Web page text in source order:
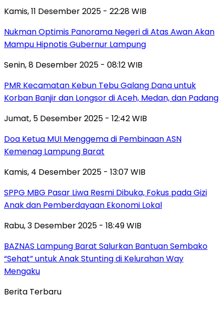
Kamis, 11 Desember 2025 - 22:28 WIB
Nukman Optimis Panorama Negeri di Atas Awan Akan
Mampu Hipnotis Gubernur Lampung
Senin, 8 Desember 2025 - 08:12 WIB
PMR Kecamatan Kebun Tebu Galang Dana untuk
Korban Banjir dan Longsor di Aceh, Medan, dan Padang
Jumat, 5 Desember 2025 - 12:42 WIB
Doa Ketua MUI Menggema di Pembinaan ASN
Kemenag Lampung Barat
Kamis, 4 Desember 2025 - 13:07 WIB
SPPG MBG Pasar Liwa Resmi Dibuka, Fokus pada Gizi
Anak dan Pemberdayaan Ekonomi Lokal
Rabu, 3 Desember 2025 - 18:49 WIB
BAZNAS Lampung Barat Salurkan Bantuan Sembako
“Sehat” untuk Anak Stunting di Kelurahan Way
Mengaku
Berita Terbaru